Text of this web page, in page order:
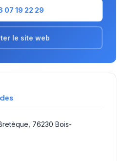
07 19 22 29
le site web
76230 Bois-